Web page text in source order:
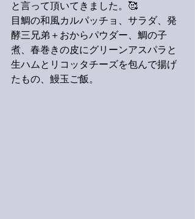
と言って頂いてきました。🥰
目鯛の和風カルパッチョ、サラダ、発
酵三兄弟＋おからパウダー、鯛の子
煮、春巻きの皮にグリーンアスパラと
生ハムとリコッタチーズを包んで揚げ
たもの、鰻玉ご飯。